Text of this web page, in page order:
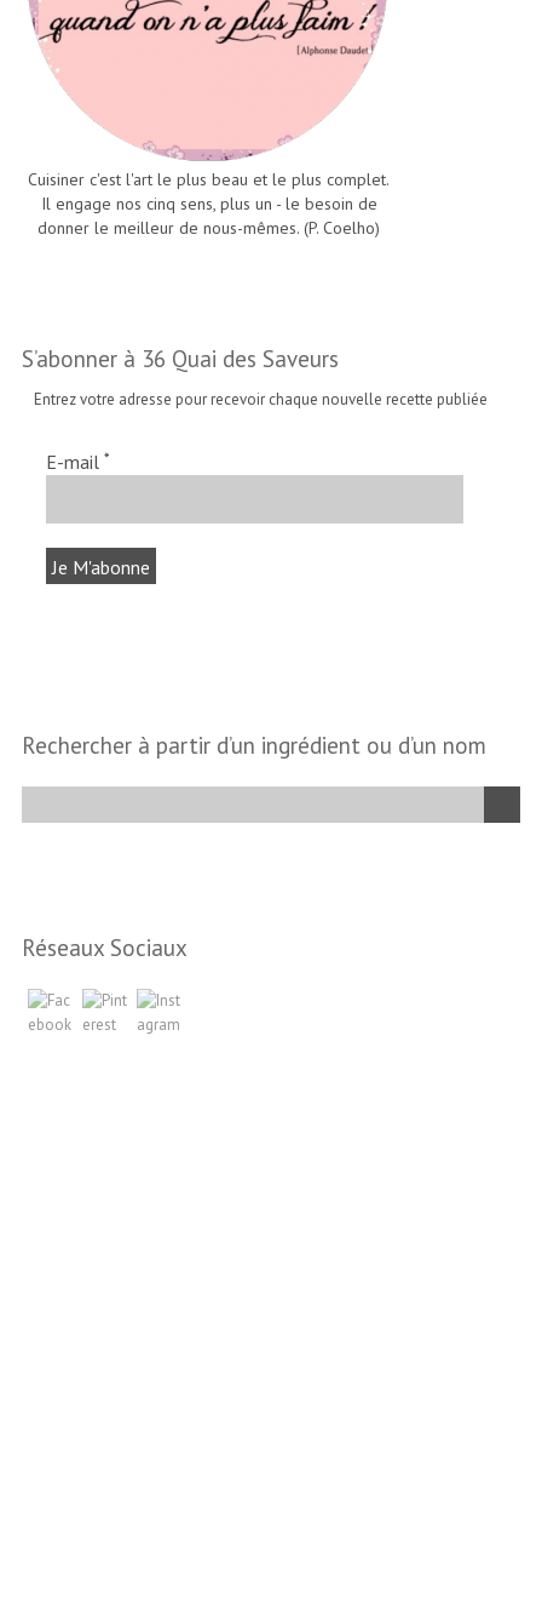
Cuisiner c'est l'art le plus beau et le plus complet.
Il engage nos cinq sens, plus un - le besoin de
donner le meilleur de nous-mêmes. (P. Coelho)
S’abonner à 36 Quai des Saveurs
Entrez votre adresse pour recevoir chaque nouvelle recette publiée
E-mail *
Rechercher à partir d’un ingrédient ou d’un nom
Réseaux Sociaux